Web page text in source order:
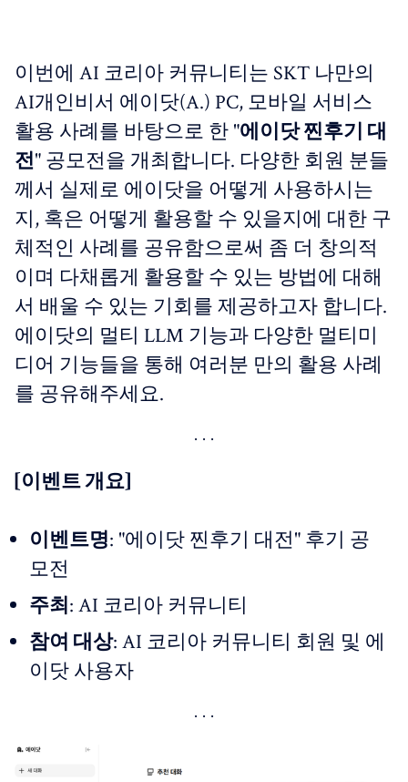
이번에 AI 코리아 커뮤니티는 SKT 나만의
AI개인비서 에이닷(A.) PC, 모바일 서비스
활용 사례를 바탕으로 한 "에이닷 찐후기 대
전" 공모전을 개최합니다. 다양한 회원 분들
께서 실제로 에이닷을 어떻게 사용하시는
지, 혹은 어떻게 활용할 수 있을지에 대한 구
체적인 사례를 공유함으로써 좀 더 창의적
이며 다채롭게 활용할 수 있는 방법에 대해
서 배울 수 있는 기회를 제공하고자 합니다.
에이닷의 멀티 LLM 기능과 다양한 멀티미
디어 기능들을 통해 여러분 만의 활용 사례
를 공유해주세요.
[이벤트 개요]
이벤트명: "에이닷 찐후기 대전" 후기 공
모전
주최 : AI 코리아 커뮤니티
참여 대상: AI 코리아 커뮤니티 회원 및 에
이닷 사용자